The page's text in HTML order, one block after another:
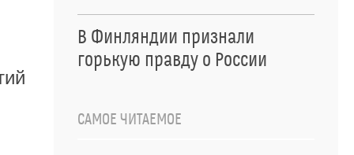
В Финляндии признали
горькую правду о России
САМОЕ ЧИТАЕМОЕ